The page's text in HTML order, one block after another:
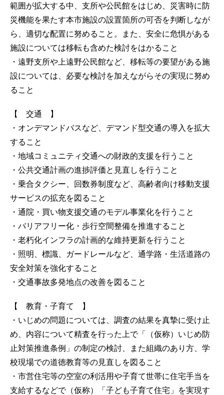
範囲が拡大する中、支所や公民館をはじめ、災害時に防
災機能を果たす本市施設の設置箇所の可否を判断しなが
ら、適切な配置に努めること。また、安全に危惧がある
施設については移転も含めた検討をはかること
・遠野支所や上遠野公民館など、移転等の要望がある施
設については、必要な検討を加えながらその実現に努め
ること
【 交通 】
・オンデマンドバスなど、デマンド型交通の導入を拡大
すること
・地域コミュニティ交通への財政的支援を行うこと
・公共交通計画の進捗評価と見直しを行うこと
・乗合タクシー、回数券制度など、高齢者向け移動支援
サービスの拡充を図ること
・通院・買い物支援交通のモデル事業化を行うこと
・バリアフリー化・歩行空間整備を推進すること
・老朽化インフラの計画的な維持更新を行うこと
・照明、標識、ガードレールなど、通学路・生活道路の
安全対策を強化すること
・交通事故多発地点の改善を図ること
【 教育・子育て 】
・いじめの問題については、調査の結果を真摯に受け止
め、内容について精査を行った上で「（仮称）いじめ防
止対策推進条例」の制定の検討、また組織のあり方、学
校現場での道徳教育等の見直しを図ること
・市営住宅等の空室の利活用や子育て世帯に住宅手当を
支給するなどで（仮称）「子ども子育て住宅」を実現す